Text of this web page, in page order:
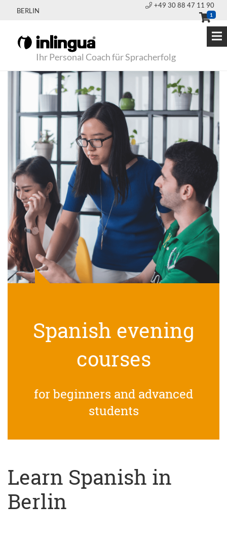
BERLIN
+49 30 88 47 11 90
1
Ihr Personal Coach für Spracherfolg
Spanish evening
courses
for beginners and advanced
students
Learn Spanish in
Berlin